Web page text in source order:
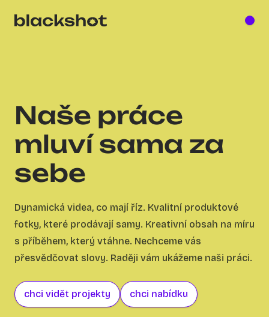
portfolio
o nás
kontakt
Naše práce
mluví sama za
sebe
Dynamická videa, co mají říz. Kvalitní produktové
fotky, které prodávají samy. Kreativní obsah na míru
s příběhem, který vtáhne. Nechceme vás
přesvědčovat slovy. Raději vám ukážeme naši práci.
chci vidět projekty chci nabídku